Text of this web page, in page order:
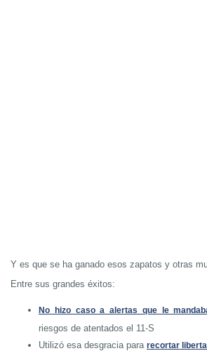
Y es que se ha ganado esos zapatos y otras
Entre sus grandes éxitos:
No hizo caso a alertas que le
riesgos de atentados el 11-S
Utilizó esa desgracia para recortar